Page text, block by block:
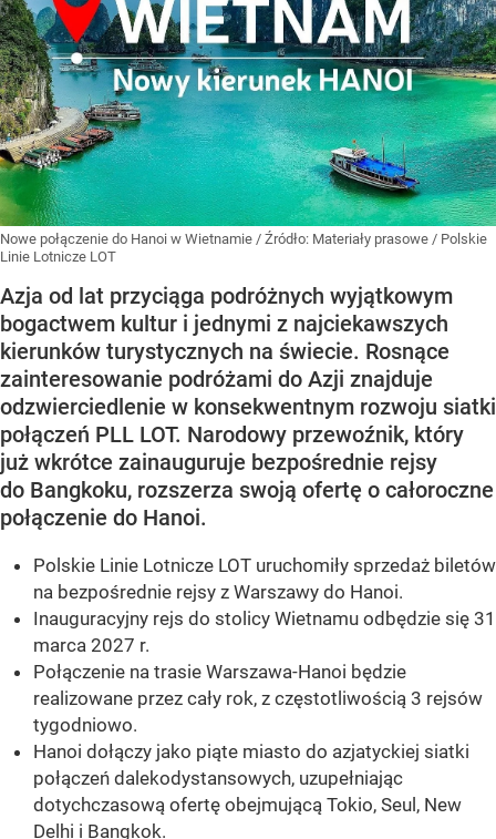
Nowe połączenie do Hanoi w Wietnamie / Źródło: Materiały prasowe / Polskie
Linie Lotnicze LOT
Azja od lat przyciąga podróżnych wyjątkowym
bogactwem kultur i jednymi z najciekawszych
kierunków turystycznych na świecie. Rosnące
zainteresowanie podróżami do Azji znajduje
odzwierciedlenie w konsekwentnym rozwoju siatki
połączeń PLL LOT. Narodowy przewoźnik, który
już wkrótce zainauguruje bezpośrednie rejsy
do Bangkoku, rozszerza swoją ofertę o całoroczne
połączenie do Hanoi.
Polskie Linie Lotnicze LOT uruchomiły sprzedaż biletów
na bezpośrednie rejsy z Warszawy do Hanoi.
Inauguracyjny rejs do stolicy Wietnamu odbędzie się 31
marca 2027 r.
Połączenie na trasie Warszawa-Hanoi będzie
realizowane przez cały rok, z częstotliwością 3 rejsów
tygodniowo.
Hanoi dołączy jako piąte miasto do azjatyckiej siatki
połączeń dalekodystansowych, uzupełniając
dotychczasową ofertę obejmującą Tokio, Seul, New
Delhi i Bangkok.